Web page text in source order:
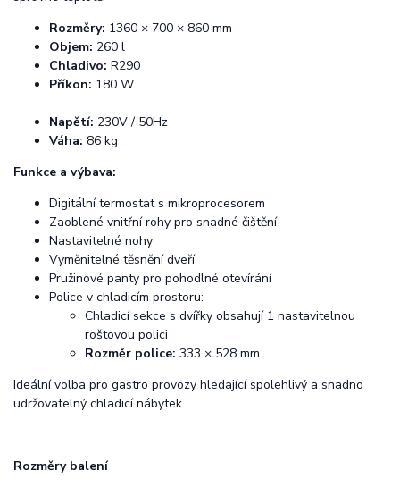
Rozměry: 1360 × 700 × 860 mm
Objem: 260 l
Chladivo: R290
Příkon: 180 W
Napětí: 230V / 50Hz
Váha: 86 kg
Funkce a výbava:
Digitální termostat s mikroprocesorem
Zaoblené vnitřní rohy pro snadné čištění
Nastavitelné nohy
Vyměnitelné těsnění dveří
Pružinové panty pro pohodlné otevírání
Police v chladicím prostoru:
Chladicí sekce s dvířky obsahují 1 nastavitelnou
roštovou polici
Rozměr police: 333 × 528 mm
Ideální volba pro gastro provozy hledající spolehlivý a snadno
udržovatelný chladicí nábytek.
Rozměry balení